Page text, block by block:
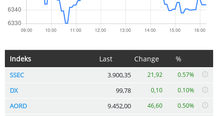
Indeks Last Change %
SSEC 3.900,35 21,92 0.57%
DX 99,78 0,10 0.10%
AORD 9.452,00 46,60 0.50%